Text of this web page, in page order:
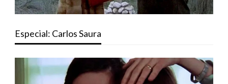
Especial: Carlos Saura